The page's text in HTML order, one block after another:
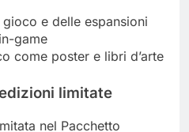
e delle espansioni
game
come poster e libri d’arte
limitate
nel Pacchetto